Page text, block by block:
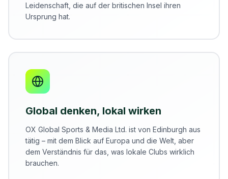
Leidenschaft, die auf der britischen Insel ihren
Ursprung hat.
Global denken, lokal wirken
OX Global Sports & Media Ltd. ist von Edinburgh aus
tätig – mit dem Blick auf Europa und die Welt, aber
dem Verständnis für das, was lokale Clubs wirklich
brauchen.